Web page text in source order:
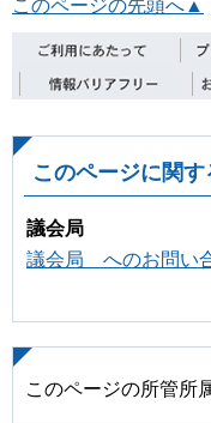
このページの先頭へ▲
このページに関
議会局
議会局 へのお問い
このページの所管所